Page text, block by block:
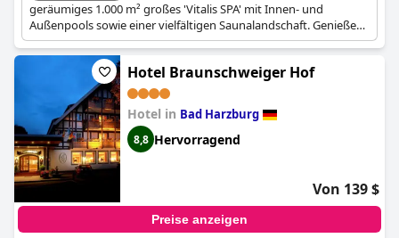
geräumiges 1.000 m² großes 'Vitalis SPA' mit Innen- und
Außenpools sowie einer vielfältigen Saunalandschaft. Genießen
Sie exklusive Speisen im Wintergartenrestaurant 'La Vida', das
regionale Zutaten und einen hohen Servicestandard betont.
Hotel Braunschweiger Hof
Hotel in Bad Harzburg
8,8 Hervorragend
Von 139 $
Preise anzeigen